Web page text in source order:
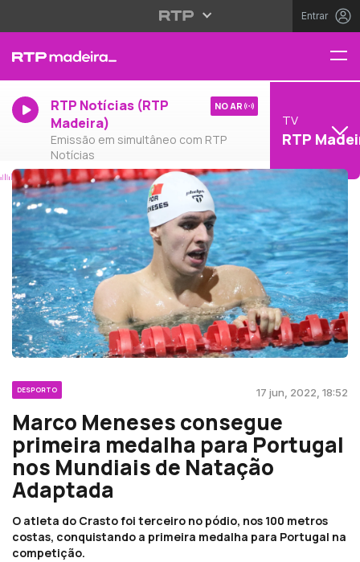
Entrar
RTP Notícias (RTP
Madeira)
Emissão em simultâneo com RTP
Notícias
NO AR
TV
RTP
DESPORTO 17 jun, 2022, 18:52
Marco Meneses consegue
primeira medalha para Portugal
nos Mundiais de Natação
Adaptada
O atleta do Crasto foi terceiro no pódio, nos 100 metros
costas, conquistando a primeira medalha para Portugal na
competição.